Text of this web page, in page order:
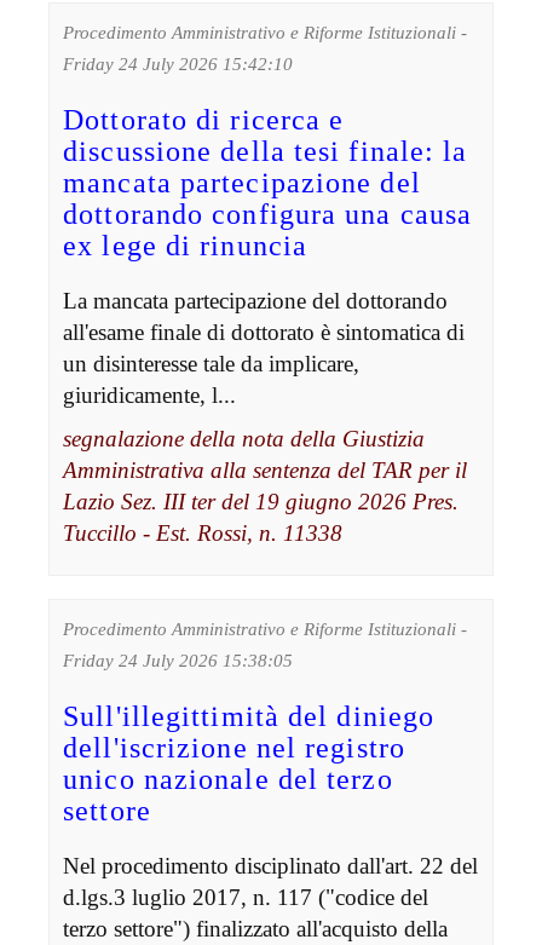
Procedimento Amministrativo e Riforme Istituzionali -
Friday 24 July 2026 15:42:10
Dottorato di ricerca e
discussione della tesi finale: la
mancata partecipazione del
dottorando configura una causa
ex lege di rinuncia
La mancata partecipazione del dottorando
all'esame finale di dottorato è sintomatica di
un disinteresse tale da implicare,
giuridicamente, l...
segnalazione della nota della Giustizia
Amministrativa alla sentenza del TAR per il
Lazio Sez. III ter del 19 giugno 2026 Pres.
Tuccillo - Est. Rossi, n. 11338
Procedimento Amministrativo e Riforme Istituzionali -
Friday 24 July 2026 15:38:05
Sull'illegittimità del diniego
dell'iscrizione nel registro
unico nazionale del terzo
settore
Nel procedimento disciplinato dall'art. 22 del
d.lgs.3 luglio 2017, n. 117 ("codice del
terzo settore") finalizzato all'acquisto della